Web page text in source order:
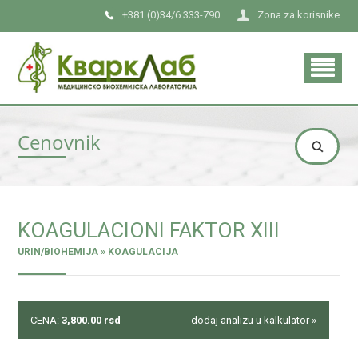
Zona za korisnike
+381 (0)34/6 333-790
Cenovnik
KOAGULACIONI FAKTOR XIII
URIN/BIOHEMIJA » KOAGULACIJA
CENA: 3,800.00 rsd dodaj analizu u kalkulator »